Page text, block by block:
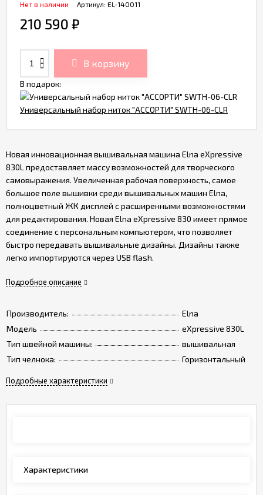
Новая инновационная вышивальная машина Elna eXpressive
830L предоставляет массу возможностей для творческого
самовыражения. Увеличенная рабочая поверхность, самое
большое поле вышивки среди вышивальных машин Elna,
полноцветный ЖК дисплей с расширенными возможностями
для редактирования. Новая Elna eXpressive 830 имеет прямое
соединение с персональным компьютером, что позволяет
быстро передавать вышивальные дизайны. Дизайны также
легко импортируются через USB flash.
Подробное описание
Производитель:
Elna
Модель
eXpressive 830L
Тип швейной машины:
вышивальная
Тип челнока:
Горизонтальный
Подробные характеристики
Артикул: EL-140011
Нет в наличии
210 590 ₽
В корзину
В подарок:
Универсальный набор ниток "АССОРТИ" SWTH-06-CLR
Характеристики